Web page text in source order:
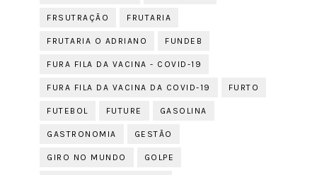
FRSUTRAÇÃO FRUTARIA
FRUTARIA O ADRIANO FUNDEB
FURA FILA DA VACINA - COVID-19
FURA FILA DA VACINA DA COVID-19 FURTO
FUTEBOL FUTURE GASOLINA
GASTRONOMIA GESTÃO
GIRO NO MUNDO GOLPE